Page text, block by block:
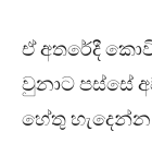
ඒ අතරේදී
වුනාට පස්සේ
හේතු හැදෙන්න